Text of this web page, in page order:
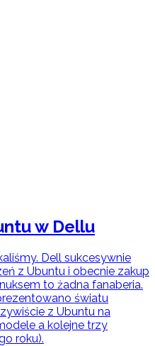
w Dellu
Dell sukcesywnie
z Ubuntu i obecnie zakup
to żadna fanaberia.
światu
z Ubuntu na
a kolejne trzy
roku).